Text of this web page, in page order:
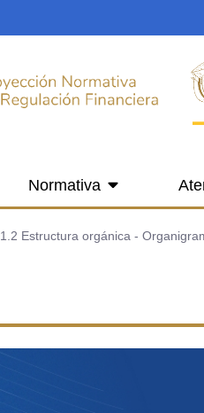
Normativa
1.2 Estructura orgánica -